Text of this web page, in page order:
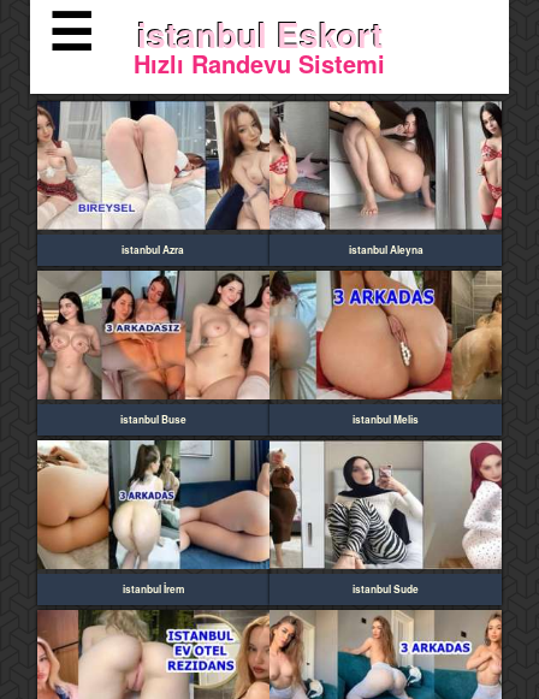
☰ istanbul Eskort
Hızlı Randevu Sistemi
istanbul Azra istanbul Aleyna
istanbul Buse istanbul Melis
istanbul İrem istanbul Sude